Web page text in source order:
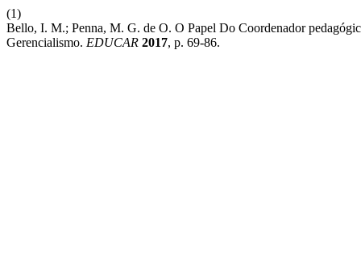
(1)
Bello, I. M.; Penna, M. G. de O. O Papel Do Coordenador
Gerencialismo. EDUCAR 2017, p. 69-86.